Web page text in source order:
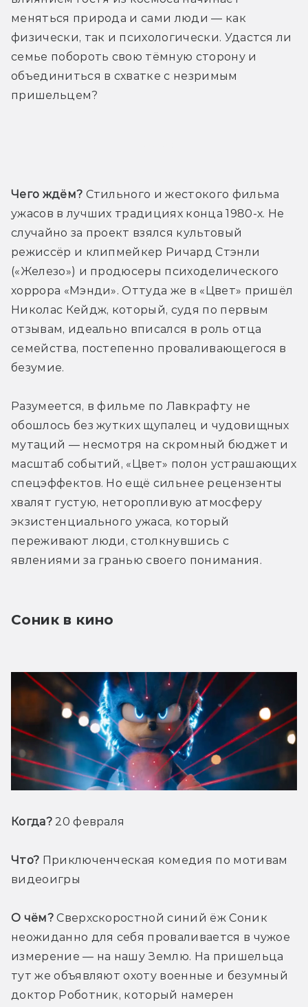
меняться природа и сами люди — как
физически, так и психологически. Удастся ли
семье побороть свою тёмную сторону и
объединиться в схватке с незримым
пришельцем?
Чего ждём? Стильного и жестокого фильма
ужасов в лучших традициях конца 1980-х. Не
случайно за проект взялся культовый
режиссёр и клипмейкер Ричард Стэнли
(«Железо») и продюсеры психоделического
хоррора «Мэнди». Оттуда же в «Цвет» пришёл
Николас Кейдж, который, судя по первым
отзывам, идеально вписался в роль отца
семейства, постепенно проваливающегося в
безумие.
Разумеется, в фильме по Лавкрафту не
обошлось без жутких щупалец и чудовищных
мутаций — несмотря на скромный бюджет и
масштаб событий, «Цвет» полон устрашающих
спецэффектов. Но ещё сильнее рецензенты
хвалят густую, неторопливую атмосферу
экзистенциального ужаса, который
переживают люди, столкнувшись с
явлениями за гранью своего понимания.
Соник в кино
Когда? 20 февраля
Что? Приключенческая комедия по мотивам
видеоигры
О чём? Сверхскоростной синий ёж Соник
неожиданно для себя проваливается в чужое
измерение — на нашу Землю. На пришельца
тут же объявляют охоту военные и безумный
доктор Роботник, который намерен